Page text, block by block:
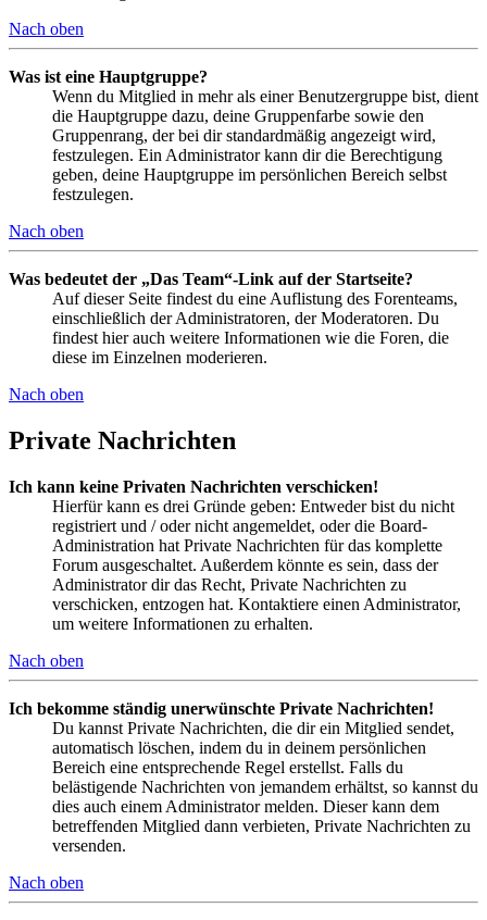
Nach oben
Was ist eine Hauptgruppe?
Wenn du Mitglied in mehr als einer Benutzergruppe bist, dient
die Hauptgruppe dazu, deine Gruppenfarbe sowie den
Gruppenrang, der bei dir standardmäßig angezeigt wird,
festzulegen. Ein Administrator kann dir die Berechtigung
geben, deine Hauptgruppe im persönlichen Bereich selbst
festzulegen.
Nach oben
Was bedeutet der „Das Team“-Link auf der Startseite?
Auf dieser Seite findest du eine Auflistung des Forenteams,
einschließlich der Administratoren, der Moderatoren. Du
findest hier auch weitere Informationen wie die Foren, die
diese im Einzelnen moderieren.
Nach oben
Private Nachrichten
Ich kann keine Privaten Nachrichten verschicken!
Hierfür kann es drei Gründe geben: Entweder bist du nicht
registriert und / oder nicht angemeldet, oder die Board-
Administration hat Private Nachrichten für das komplette
Forum ausgeschaltet. Außerdem könnte es sein, dass der
Administrator dir das Recht, Private Nachrichten zu
verschicken, entzogen hat. Kontaktiere einen Administrator,
um weitere Informationen zu erhalten.
Nach oben
Ich bekomme ständig unerwünschte Private Nachrichten!
Du kannst Private Nachrichten, die dir ein Mitglied sendet,
automatisch löschen, indem du in deinem persönlichen
Bereich eine entsprechende Regel erstellst. Falls du
belästigende Nachrichten von jemandem erhältst, so kannst du
dies auch einem Administrator melden. Dieser kann dem
betreffenden Mitglied dann verbieten, Private Nachrichten zu
versenden.
Nach oben